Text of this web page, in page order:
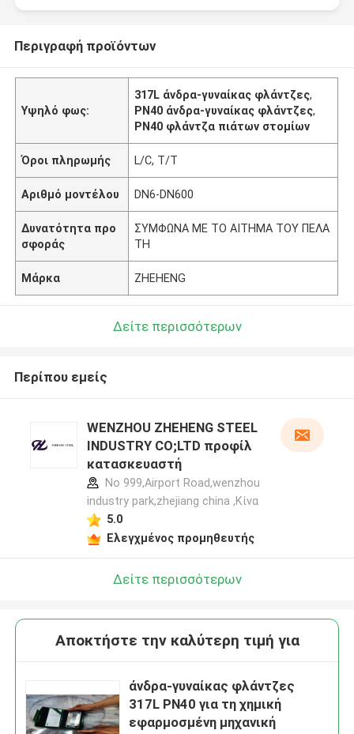
Περιγραφή προϊόντων
Υψηλό φως:
317L άνδρα-γυναίκας φλάντζες,
PN40 άνδρα-γυναίκας φλάντζες,
PN40 φλάντζα πιάτων στομίων
Όροι πληρωμής L/C, T/T
Αριθμό μοντέλου DN6-DN600
Δυνατότητα προ
σφοράς
ΣΥΜΦΩΝΑ ΜΕ ΤΟ ΑΙΤΗΜΑ ΤΟΥ ΠΕΛΑ
ΤΗ
Μάρκα ZHEHENG
Δείτε περισσότερων
Περίπου εμείς
WENZHOU ZHEHENG STEEL
INDUSTRY CO;LTD προφίλ
κατασκευαστή
No 999,Airport Road,wenzhou
industry park,zhejiang china ,Κίνα
5.0
Ελεγχμένος προμηθευτής
Δείτε περισσότερων
Αποκτήστε την καλύτερη τιμή για
άνδρα-γυναίκας φλάντζες
317L PN40 για τη χημική
εφαρμοσμένη μηχανική